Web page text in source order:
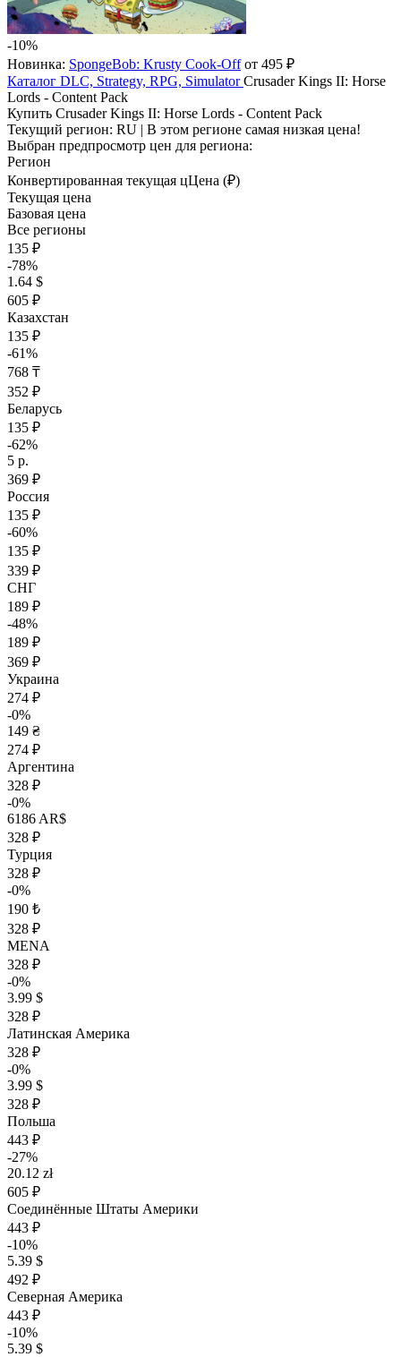
-10%
Новинка: SpongeBob: Krusty Cook-Offот 495 ₽
Каталог DLC, Strategy, RPG, Simulator Crusader Kings II: Horse
Lords - Content Pack
Купить Crusader Kings II: Horse Lords - Content Pack
Текущий регион: RU | В этом регионе самая низкая цена!
Выбран предпросмотр цен для региона:
Регион
Конвертированная текущая цЦена (₽)
Текущая цена
Базовая цена
Все регионы
135 ₽
-78%
1.64 $
605 ₽
Казахстан
135 ₽
-61%
768 ₸
352 ₽
Беларусь
135 ₽
-62%
5 р.
369 ₽
Россия
135 ₽
-60%
135 ₽
339 ₽
СНГ
189 ₽
-48%
189 ₽
369 ₽
Украина
274 ₽
-0%
149 ₴
274 ₽
Аргентина
328 ₽
-0%
6186 AR$
328 ₽
Турция
328 ₽
-0%
190 ₺
328 ₽
MENA
328 ₽
-0%
3.99 $
328 ₽
Латинская Америка
328 ₽
-0%
3.99 $
328 ₽
Польша
443 ₽
-27%
20.12 zł
605 ₽
Соединённые Штаты Америки
443 ₽
-10%
5.39 $
492 ₽
Северная Америка
443 ₽
-10%
5.39 $